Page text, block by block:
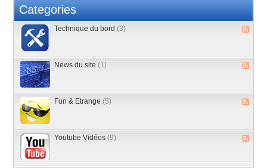
Categories
Technique du bord (3)
News du site (1)
Fun & Etrange (5)
Youtube Vidéos (9)